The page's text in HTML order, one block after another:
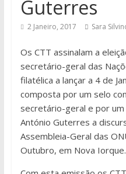
Guterres
2 Janeiro, 2017 Sara
Os CTT assinalam a
secretário-geral das
filatélica a lançar a 4 de
composta por um selo
secretário-geral e por
António Guterres a
Assembleia-Geral das
Outubro, em Nova Iorque.